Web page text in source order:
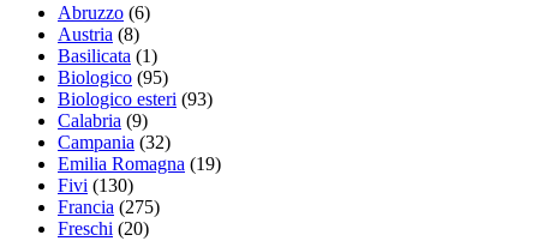
Abruzzo (6)
Austria (8)
Basilicata (1)
Biologico (95)
Biologico esteri (93)
Calabria (9)
Campania (32)
Emilia Romagna (19)
Fivi (130)
Francia (275)
Freschi (20)